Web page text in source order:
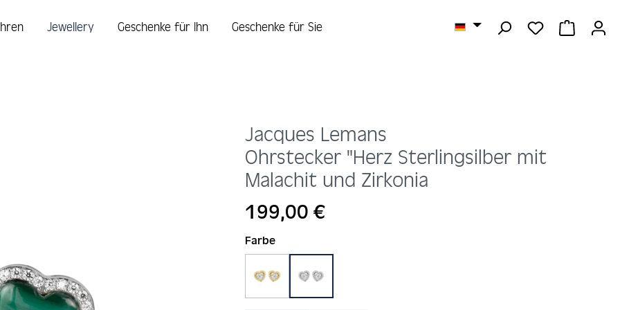
DU HAST 0
Jewellery Geschenke für Ihn Geschenke für Sie
Jacques Lemans
Ohrstecker "Herz Sterlingsilber mit
Malachit und Zirkonia
Regulärer Preis:
199,00 €
Farbeauswählen
gold silber